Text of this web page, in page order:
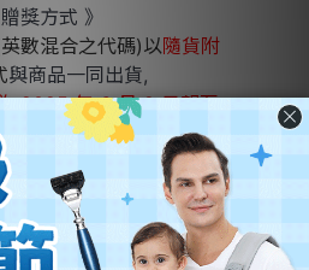
贈獎方式 》
數混合之代碼)以隨貨附
與商品一同出貨,
2025 年 6 月 2 日起至
月 17 日23:59 止,
做額外通知。
換說明 》